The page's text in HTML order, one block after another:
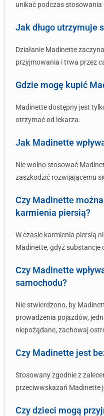
unikać podczas stosowania
Jak długo utrzymuje
Działanie Madinette
przyjmowania i trwa przez
Gdzie mogę kupić
Madinette dostępny jest
otrzymać od lekarza.
Jak Madinette
Nie wolno stosować
zaszkodzić rozwijającemu
Czy Madinette
karmienia piersią?
W czasie karmienia piersią
Madinette, gdyż substancje
Czy Madinette
samochodu?
Nie stwierdzono, by
prowadzenia pojazdów,
niepożądane, zachowaj
Czy Madinette jest
Stosowany zgodnie z
przeciwwskazań Madinette
Czy dzieci mogą